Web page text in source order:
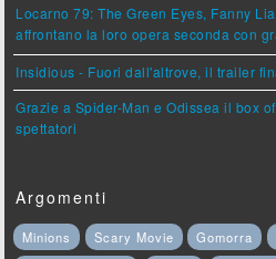
Locarno 79: The Green Eyes, Fanny
affrontano la loro opera seconda con
Insidious - Fuori dall'altrove, il trailer
Grazie a Spider-Man e Odissea il box
spettatori
Argomenti
Minions Scary Movie Gomorra